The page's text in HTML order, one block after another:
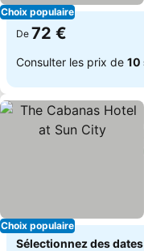
Choix populaire
De 72 €
Consulter les prix de 10
Choix populaire
Sélectionnez des